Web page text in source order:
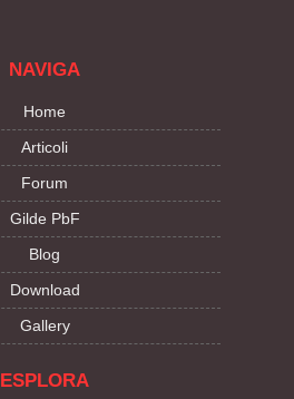
NAVIGA
Home
Articoli
Forum
Gilde PbF
Blog
Download
Gallery
ESPLORA